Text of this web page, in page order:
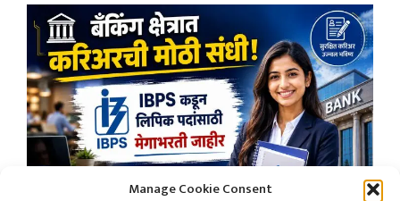
Manage Cookie Consent